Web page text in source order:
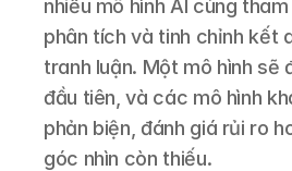
nhiều mô hình AI cùng
phân tích và tinh chỉnh kết
tranh luận. Một mô hình sẽ
đầu tiên, và các mô hình
phản biện, đánh giá rủi ro
góc nhìn còn thiếu.